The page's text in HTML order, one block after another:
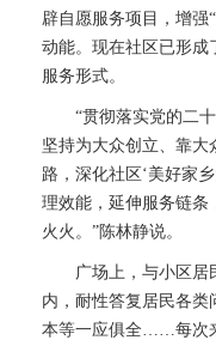
辟自愿服务项目，增强
动能。现在社区已形成
服务形式。
“贯彻落实党的二十
坚持为大众创立、靠大
路，深化社区‘美好家
理效能，延伸服务链条
火火。”陈林静说。
广场上，与小区居
内，耐性答复居民各类
本等一应俱全……每次